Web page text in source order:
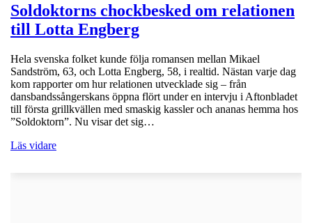
Soldoktorns chockbesked om relationen
till Lotta Engberg
Hela svenska folket kunde följa romansen mellan Mikael
Sandström, 63, och Lotta Engberg, 58, i realtid. Nästan varje dag
kom rapporter om hur relationen utvecklade sig – från
dansbandssångerskans öppna flört under en intervju i Aftonbladet
till första grillkvällen med smaskig kassler och ananas hemma hos
”Soldoktorn”. Nu visar det sig…
Läs vidare